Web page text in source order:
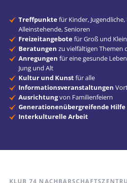
Treffpunktefür Kinder,
Alleinstehende, Senioren
Freizeitangebotefür Groß und Klein
Beratungen zu vielfältigen Themen
Anregungen für eine gesunde
Jung und Alt
Kultur und Kunstfür alle
Informationsveranstaltungen
Ausrichtungvon Familienfeiern
Generationenübergreifende Hilfe
Interkulturelle Arbeit